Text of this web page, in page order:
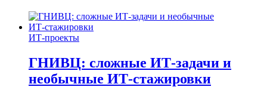
ИТ-проекты
ГНИВЦ: сложные ИТ‑задачи и
необычные ИТ‑стажировки